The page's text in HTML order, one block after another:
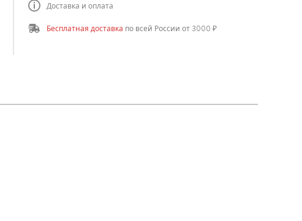
Доставка и оплата
Бесплатная доставка по всей России от 3000 ₽